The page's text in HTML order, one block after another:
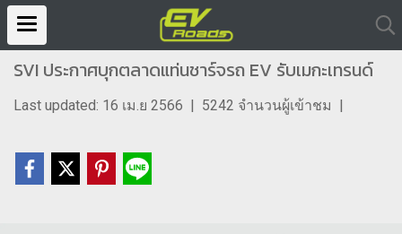
SVI ประกาศบุกตลาดแท่นชาร์จรถ EV รับเมกะเทรนด์
Last updated: 16 เม.ย 2566 | 5242 จำนวนผู้เข้าชม |